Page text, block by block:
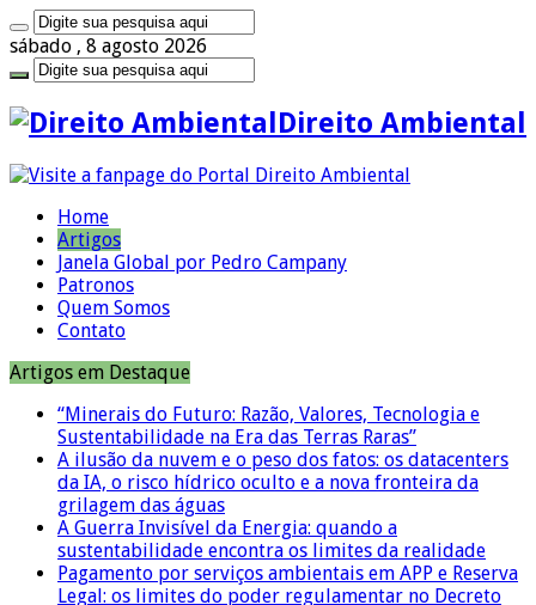
sábado , 8 agosto 2026
Direito Ambiental
Home
Artigos
Janela Global por Pedro Campany
Patronos
Quem Somos
Contato
Artigos em Destaque
“Minerais do Futuro: Razão, Valores, Tecnologia e
Sustentabilidade na Era das Terras Raras”
A ilusão da nuvem e o peso dos fatos: os datacenters
da IA, o risco hídrico oculto e a nova fronteira da
grilagem das águas
A Guerra Invisível da Energia: quando a
sustentabilidade encontra os limites da realidade
Pagamento por serviços ambientais em APP e Reserva
Legal: os limites do poder regulamentar no Decreto